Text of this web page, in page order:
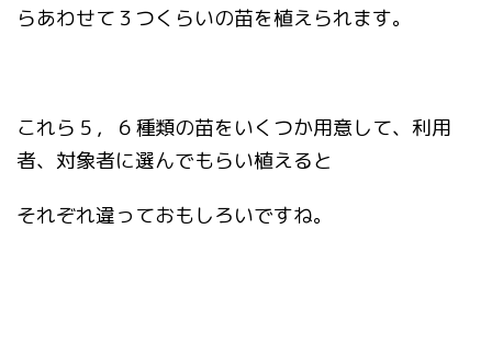
らあわせて３つくらいの苗を植えられます。
これら５，６種類の苗をいくつか用意して、利用
者、対象者に選んでもらい植えると
それぞれ違っておもしろいですね。